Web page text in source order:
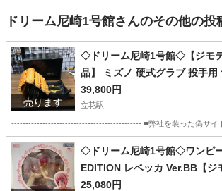
ドリーム尼崎1号館さんのその他の投
売ります
◇ドリーム尼崎1号館◇【ジモ
品】 ミズノ 硬式グラブ 投手用
レンジ 1AJGH16011
39,800円
立花駅
---------------------------------------------- ■弊社を装った偽サイ
兵庫 尼崎市 立花駅 野球 店頭
◇ドリーム尼崎1号館◇ワンピ
EDITION レベッカ Ver.BB【ジ
商品】
25,080円